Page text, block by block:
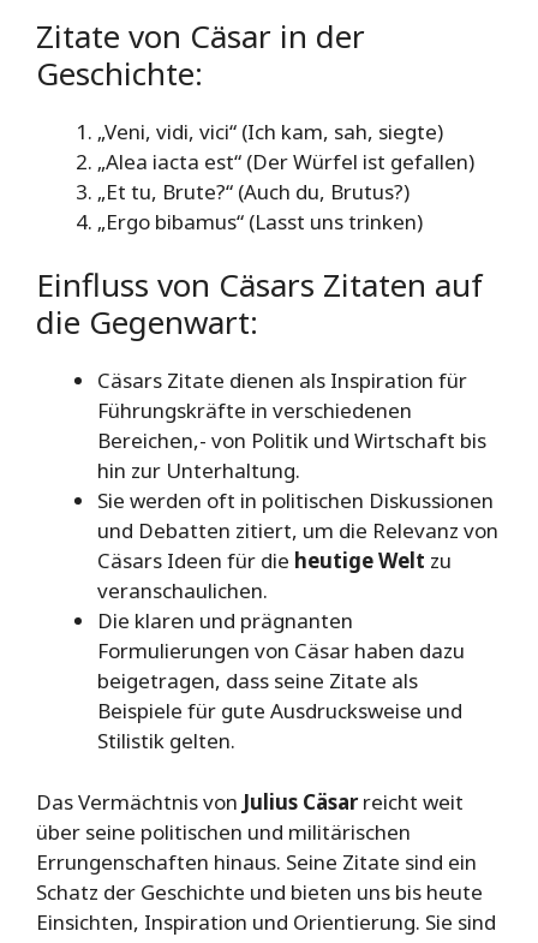
Zitate von Cäsar in der
Geschichte:
„Veni, vidi, vici“ (Ich kam, sah, siegte)
„Alea iacta est“ (Der Würfel ist gefallen)
„Et tu, Brute?“ (Auch du, Brutus?)
„Ergo bibamus“ (Lasst uns trinken)
Einfluss von Cäsars Zitaten auf
die Gegenwart:
Cäsars Zitate dienen als Inspiration für
Führungskräfte in verschiedenen
Bereichen,- von Politik und Wirtschaft bis
hin zur Unterhaltung.
Sie werden oft in politischen Diskussionen
und Debatten zitiert, um die Relevanz von
Cäsars Ideen für die heutige Welt zu
veranschaulichen.
Die klaren und prägnanten
Formulierungen von Cäsar haben dazu
beigetragen, dass seine Zitate als
Beispiele für gute Ausdrucksweise und
Stilistik gelten.
Das Vermächtnis von Julius Cäsarreicht weit
über seine politischen und militärischen
Errungenschaften hinaus. Seine Zitate sind ein
Schatz der Geschichte und bieten uns bis heute
Einsichten, Inspiration und Orientierung. Sie sind